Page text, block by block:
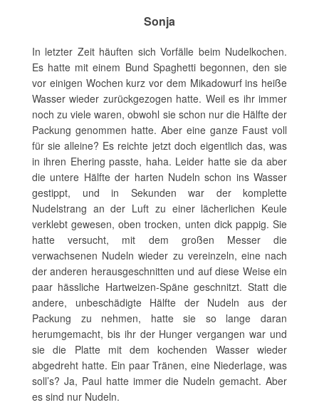
Sonja
In letzter Zeit häuften sich Vorfälle beim Nudelkochen.
Es hatte mit einem Bund Spaghetti begonnen, den sie
vor einigen Wochen kurz vor dem Mikadowurf ins heiße
Wasser wieder zurückgezogen hatte. Weil es ihr immer
noch zu viele waren, obwohl sie schon nur die Hälfte der
Packung genommen hatte. Aber eine ganze Faust voll
für sie alleine? Es reichte jetzt doch eigentlich das, was
in ihren Ehering passte, haha. Leider hatte sie da aber
die untere Hälfte der harten Nudeln schon ins Wasser
gestippt, und in Sekunden war der komplette
Nudelstrang an der Luft zu einer lächerlichen Keule
verklebt gewesen, oben trocken, unten dick pappig. Sie
hatte versucht, mit dem großen Messer die
verwachsenen Nudeln wieder zu vereinzeln, eine nach
der anderen herausgeschnitten und auf diese Weise ein
paar hässliche Hartweizen-Späne geschnitzt. Statt die
andere, unbeschädigte Hälfte der Nudeln aus der
Packung zu nehmen, hatte sie so lange daran
herumgemacht, bis ihr der Hunger vergangen war und
sie die Platte mit dem kochenden Wasser wieder
abgedreht hatte. Ein paar Tränen, eine Niederlage, was
soll’s? Ja, Paul hatte immer die Nudeln gemacht. Aber
es sind nur Nudeln.